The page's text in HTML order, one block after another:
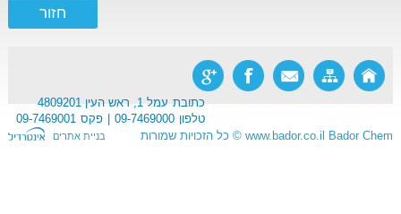
כתובת עמל 1, ראש העין 4809201
טלפון 09-7469000 פקס 09-7469001
Bador Chem
www.bador.co.il
© כל הזכויות שמורות בניית אתרים